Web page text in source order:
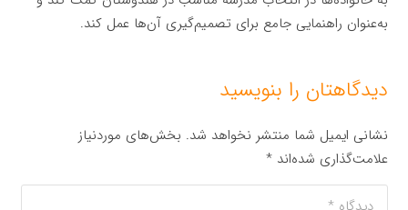
به‌عنوان راهنمایی جامع برای تصمیم‌گیری آن‌ها عمل کند.
دیدگاهتان را بنویسید
نشانی ایمیل شما منتشر نخواهد شد. بخش‌های موردنیاز
علامت‌گذاری شده‌اند*